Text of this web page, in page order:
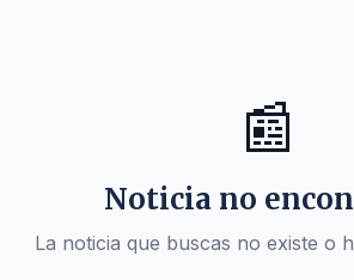
📰
Noticia no
La noticia que buscas no existe o